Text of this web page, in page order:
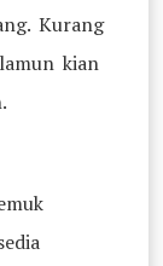
Kurang
kian